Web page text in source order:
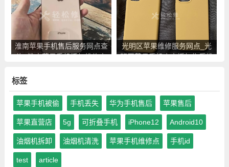
淮南苹果手机售后服务网点查
询_淮南苹果手机授权维修中
光明区苹果维修服务网点_光
明区苹果手机官方授权售后维
标签
苹果手机被偷 手机丢失 华为手机售后 苹果售后
苹果直营店 5g 可折叠手机 iPhone12 Android10
油烟机拆卸 油烟机清洗 苹果手机维修点 手机id
test article